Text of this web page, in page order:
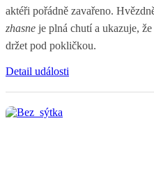
aktéři pořádně zavařeno.
zhasne je plná chutí a ukazuje,
držet pod pokličkou.
Detail události